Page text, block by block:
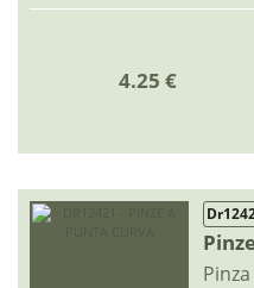
4.25 €